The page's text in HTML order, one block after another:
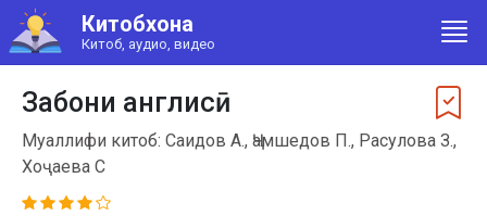
Китобхона
Китоб, аудио, видео
Забони англисӣ
Муаллифи китоб: Саидов А., Ҷамшедов П., Расулова З.,
Хоҷаева С